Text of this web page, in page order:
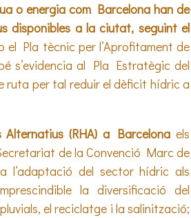
o energia com Barcelona han de
disponibles a la ciutat, seguint el
Pla tècnic per l’Aprofitament de
s’evidencia al Pla Estratègic del
ruta per tal reduir el dèficit hídric a
(RHA) a Barcelona els
de la Convenció Marc de
l’adaptació del sector hídric als
la diversificació del
el reciclatge i la salinització;